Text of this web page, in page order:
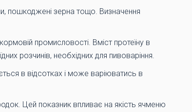
пошкоджені зерна тощо. Визначення
промисловості. Вміст протеїну в
розчинів, необхідних для пивоваріння.
в відсотках і може варіюватись в
Цей показник впливає на якість ячменю